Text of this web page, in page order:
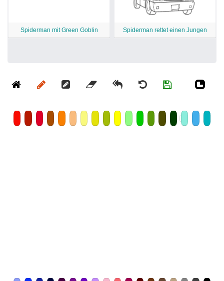
Spiderman mit Green Goblin Spiderman rettet einen Jungen